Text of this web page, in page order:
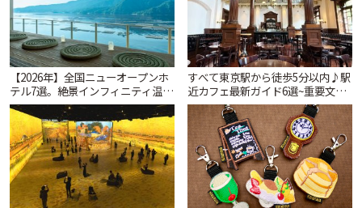
【2026年】全国ニューオープンホ
テル7選。絶景インフィニティ温泉
から文化財の邸宅まで | ことりっ
ぷ
すべて東京駅から徒歩5分以内♪駅
近カフェ最新ガイド6選~重要文化
財の洋館カフェから、改札すぐの
レトロ喫茶まで~ | ことりっぷ